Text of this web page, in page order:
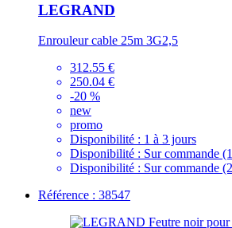
LEGRAND
Enrouleur cable 25m 3G2,5
312.55 €
250.04 €
-20 %
new
promo
Disponibilité : 1 à 3 jours
Disponibilité : Sur commande
Disponibilité : Sur commande
Référence : 38547